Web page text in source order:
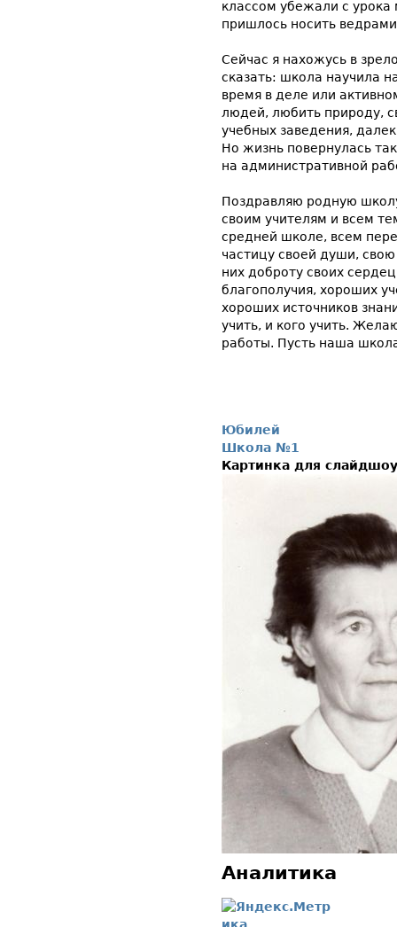
классом убежали с
пришлось носить
Сейчас я нахожусь в
сказать: школа научила
время в деле или
людей, любить природу,
учебных заведения,
Но жизнь повернулась
на административной
Поздравляю родную
своим учителям и всем
средней школе, всем
частицу своей души,
них доброту своих
благополучия, хороших
хороших источников
учить, и кого учить.
работы. Пусть наша
Юбилей
Школа №1
Картинка для
Аналитика